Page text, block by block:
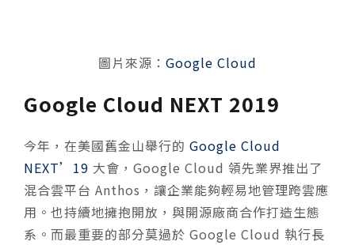
圖片來源： Google Cloud
Google Cloud NEXT 2019
今年，在美國舊金山舉行的 Google Cloud
NEXT’19 大會，Google Cloud 領先業界推出了
混合雲平台 Anthos，讓企業能夠輕易地管理跨雲應
用。也持續地擁抱開放，與開源廠商合作打造生態
系。而最重要的部分莫過於 Google Cloud 執行長